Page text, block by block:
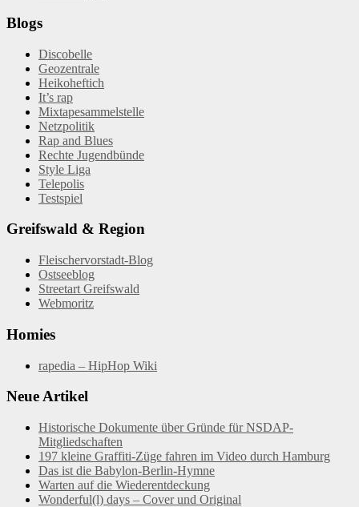
Blogs
Discobelle
Geozentrale
Heikoheftich
It’s rap
Mixtapesammelstelle
Netzpolitik
Rap and Blues
Rechte Jugendbünde
Style Liga
Telepolis
Testspiel
Greifswald & Region
Fleischervorstadt-Blog
Ostseeblog
Streetart Greifswald
Webmoritz
Homies
rapedia – HipHop Wiki
Neue Artikel
Historische Dokumente über Gründe für NSDAP-
Mitgliedschaften
197 kleine Graffiti-Züge fahren im Video durch Hamburg
Das ist die Babylon-Berlin-Hymne
Warten auf die Wiederentdeckung
Wonderful(l) days – Cover und Original